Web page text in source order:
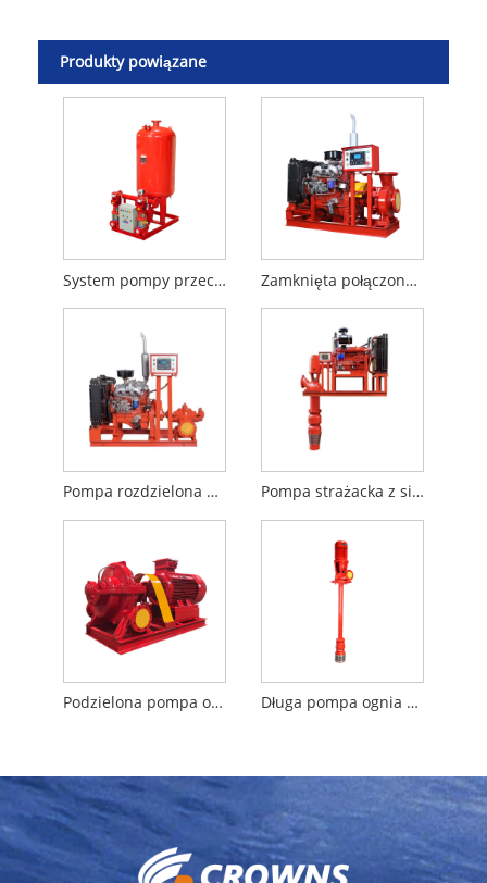
Produkty powiązane
System pompy przeciwpożarowej z dwiema pompami dżokeja Zamknięta połączona pompa pożarowa oleju napędowego
Pompa rozdzielona pompa oleju napiętej Pompa strażacka z silnikiem Diesla z długim wałem
Podzielona pompa obudowy Długa pompa ognia wału